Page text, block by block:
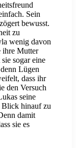
Sein
bewusst.
zu
wenig davon
ihre Mutter
sogar eine
Lügen
dass ihr
den Versuch
seine
Blick hinauf zu
damit
sie es